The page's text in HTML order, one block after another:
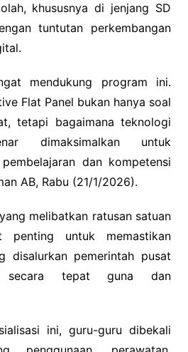
khususnya di jenjang SD
tuntutan perkembangan
mendukung program ini.
Flat Panel bukan hanya soal
tetapi bagaimana teknologi
dimaksimalkan untuk
dan kompetensi
AB, Rabu (21/1/2026).
melibatkan ratusan satuan
penting untuk memastikan
disalurkan pemerintah pusat
secara tepat guna dan
ini, guru-guru dibekali